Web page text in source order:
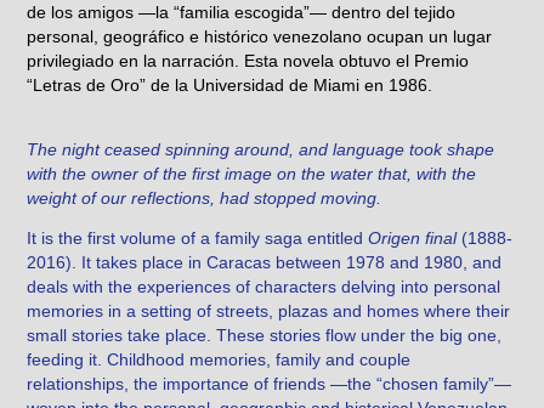
de los amigos —la “familia escogida”— dentro del tejido
personal, geográfico e histórico venezolano ocupan un lugar
privilegiado en la narración. Esta novela obtuvo el Premio
“Letras de Oro” de la Universidad de Miami en 1986.
The night ceased spinning around, and language took shape
with the owner of the first image on the water that, with the
weight of our reflections, had stopped moving.
It is the first volume of a family saga entitledOrigen final (1888-
2016). It takes place in Caracas between 1978 and 1980, and
deals with the experiences of characters delving into personal
memories in a setting of streets, plazas and homes where their
small stories take place. These stories flow under the big one,
feeding it. Childhood memories, family and couple
relationships, the importance of friends —the “chosen family”—